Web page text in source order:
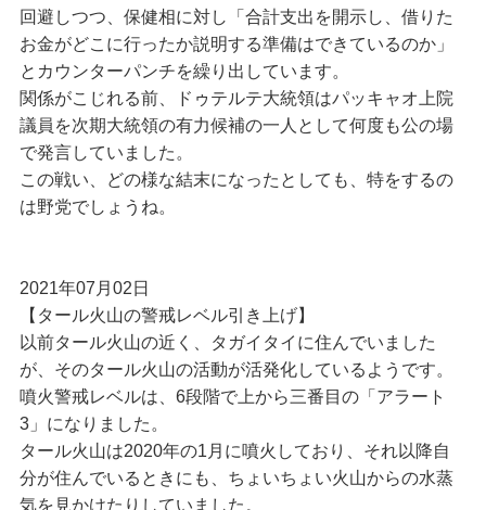
回避しつつ、保健相に対し「合計支出を開示し、借りた
お金がどこに行ったか説明する準備はできているのか」
とカウンターパンチを繰り出しています。
関係がこじれる前、ドゥテルテ大統領はパッキャオ上院
議員を次期大統領の有力候補の一人として何度も公の場
で発言していました。
この戦い、どの様な結末になったとしても、特をするの
は野党でしょうね。
2021年07月02日
【タール火山の警戒レベル引き上げ】
以前タール火山の近く、タガイタイに住んでいました
が、そのタール火山の活動が活発化しているようです。
噴火警戒レベルは、6段階で上から三番目の「アラート
3」になりました。
タール火山は2020年の1月に噴火しており、それ以降自
分が住んでいるときにも、ちょいちょい火山からの水蒸
気を見かけたりしていました。